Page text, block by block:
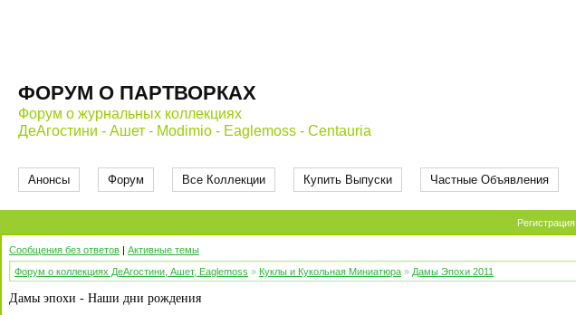
ФОРУМ О ПАРТВОРКАХ
Форум о журнальных коллекциях
ДеАгостини - Ашет - Modimio - Eaglemoss - Centauria
Анонсы Форум Все Коллекции Купить Выпуски Частные Объявления
Регистрация
Сообщения без ответов | Активные темы
Форум о коллекциях ДеАгостини, Ашет, Eaglemoss » Куклы и Кукольная Миниатюра » Дамы Эпохи 2011
Дамы эпохи - Наши дни рождения